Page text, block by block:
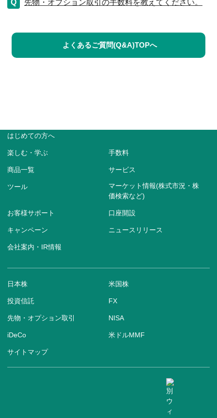
先物・オプション取引の手数料を教えてください。
よくあるご質問(Q&A)TOPへ
はじめての方へ
楽しむ・学ぶ 手数料
商品一覧 サービス
ツール
マーケット情報(株式市況・株
価検索など)
お客様サポート 口座開設
キャンペーン ニュースリリース
会社案内・IR情報
日本株 米国株
投資信託 FX
先物・オプション取引 NISA
iDeCo 米ドルMMF
サイトマップ